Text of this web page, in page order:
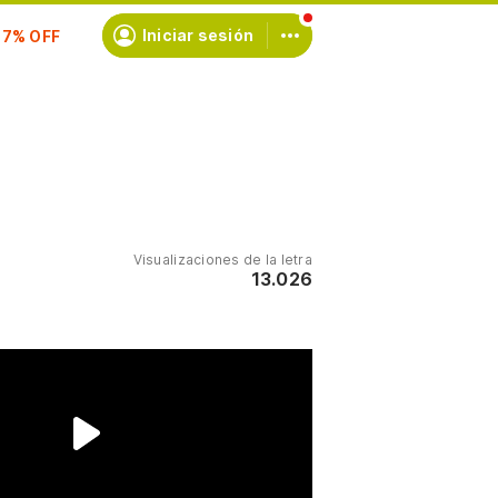
Iniciar sesión
Visualizaciones de la letra
13.026